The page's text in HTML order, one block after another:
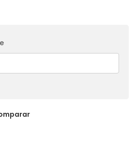
PLENO C/CHAVE CINZA AR 4080058